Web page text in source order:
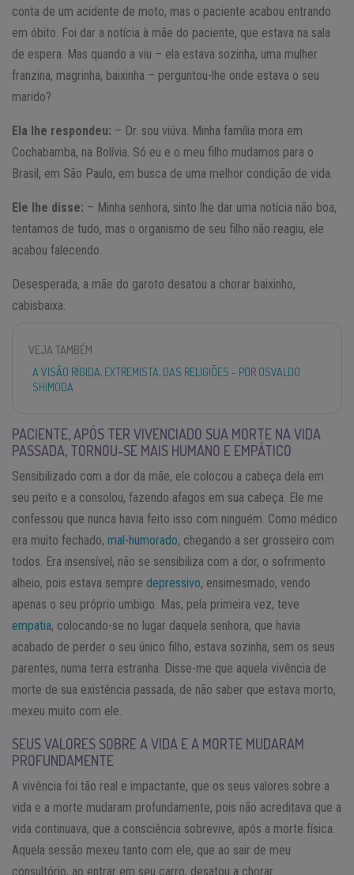
conta de um acidente de moto, mas o paciente acabou entrando
em óbito. Foi dar a notícia à mãe do paciente, que estava na sala
de espera. Mas quando a viu – ela estava sozinha, uma mulher
franzina, magrinha, baixinha – perguntou-lhe onde estava o seu
marido?
Ela lhe respondeu: – Dr. sou viúva. Minha família mora em
Cochabamba, na Bolívia. Só eu e o meu filho mudamos para o
Brasil, em São Paulo, em busca de uma melhor condição de vida.
Ele lhe disse: – Minha senhora, sinto lhe dar uma notícia não boa,
tentamos de tudo, mas o organismo de seu filho não reagiu, ele
acabou falecendo.
Desesperada, a mãe do garoto desatou a chorar baixinho,
cabisbaixa.
VEJA TAMBÉM
A VISÃO RÍGIDA, EXTREMISTA, DAS RELIGIÕES - POR OSVALDO
SHIMODA
PACIENTE, APÓS TER VIVENCIADO SUA MORTE NA VIDA
PASSADA, TORNOU-SE MAIS HUMANO E EMPÁTICO
Sensibilizado com a dor da mãe, ele colocou a cabeça dela em
seu peito e a consolou, fazendo afagos em sua cabeça. Ele me
confessou que nunca havia feito isso com ninguém. Como médico
era muito fechado, mal-humorado, chegando a ser grosseiro com
todos. Era insensível, não se sensibiliza com a dor, o sofrimento
alheio, pois estava sempre depressivo, ensimesmado, vendo
apenas o seu próprio umbigo. Mas, pela primeira vez, teve
empatia, colocando-se no lugar daquela senhora, que havia
acabado de perder o seu único filho, estava sozinha, sem os seus
parentes, numa terra estranha. Disse-me que aquela vivência de
morte de sua existência passada, de não saber que estava morto,
mexeu muito com ele.
SEUS VALORES SOBRE A VIDA E A MORTE MUDARAM
PROFUNDAMENTE
A vivência foi tão real e impactante, que os seus valores sobre a
vida e a morte mudaram profundamente, pois não acreditava que a
vida continuava, que a consciência sobrevive, após a morte física.
Aquela sessão mexeu tanto com ele, que ao sair de meu
consultório, ao entrar em seu carro, desatou a chorar